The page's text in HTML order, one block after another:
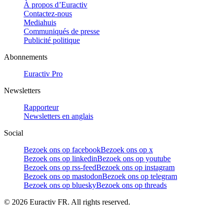
À propos d’Euractiv
Contactez-nous
Mediahuis
Communiqués de presse
Publicité politique
Abonnements
Euractiv Pro
Newsletters
Rapporteur
Newsletters en anglais
Social
Bezoek ons op facebookBezoek ons op x
Bezoek ons op linkedinBezoek ons op youtube
Bezoek ons op rss-feedBezoek ons op instagram
Bezoek ons op mastodonBezoek ons op telegram
Bezoek ons op blueskyBezoek ons op threads
© 2026 Euractiv FR. All rights reserved.